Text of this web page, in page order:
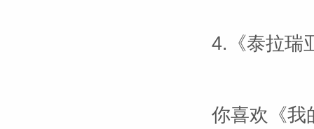
4.《泰拉瑞
你喜欢《我